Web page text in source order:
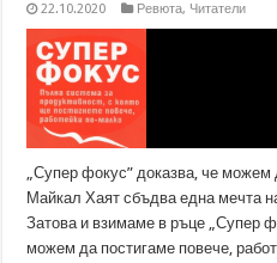
22.10.2020 Ревюта, Читатели
„Супер фокус” доказва, че
Майкал Хаят сбъдва една мечта
Затова и взимаме в ръце „Супер
можем да постигаме повече,